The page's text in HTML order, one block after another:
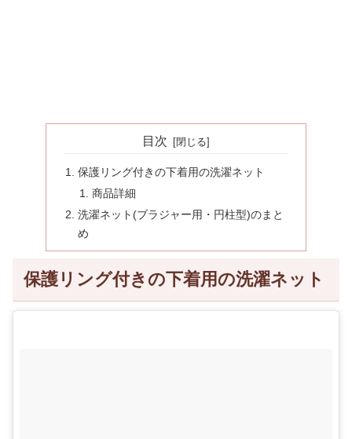
目次
保護リング付きの下着用の洗濯ネット
商品詳細
洗濯ネット(ブラジャー用・円柱型)のまと
め
保護リング付きの下着用の洗濯ネット